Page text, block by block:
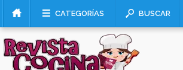
CATEGORÍAS BUSCAR